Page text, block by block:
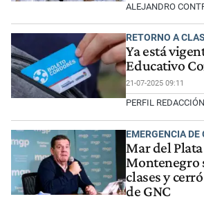
ALEJANDRO
RETORNO A
Ya está
Educativo
21-07-2025 09:11
PERFIL
EMERGENCIA DE
Mar del
Montenegro
clases y
de GNC